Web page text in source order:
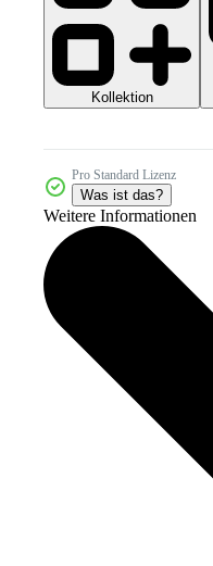
Kollektion
Pro Standard Lizenz
Was ist das?
Weitere Informationen